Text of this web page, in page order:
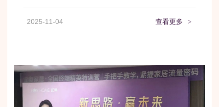
2025-11-04 查看更多 >